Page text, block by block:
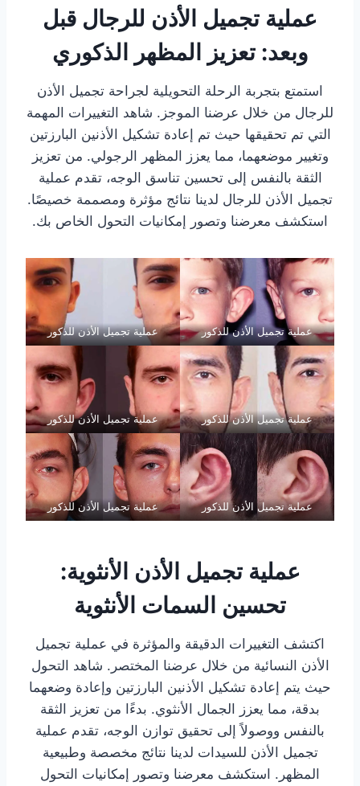
عملية تجميل الأذن للرجال قبل
وبعد: تعزيز المظهر الذكوري
استمتع بتجربة الرحلة التحويلية لجراحة تجميل الأذن
للرجال من خلال عرضنا الموجز. شاهد التغييرات المهمة
التي تم تحقيقها حيث تم إعادة تشكيل الأذنين البارزتين
وتغيير موضعهما، مما يعزز المظهر الرجولي. من تعزيز
الثقة بالنفس إلى تحسين تناسق الوجه، تقدم عملية
تجميل الأذن للرجال لدينا نتائج مؤثرة ومصممة خصيصًا.
استكشف معرضنا وتصور إمكانيات التحول الخاص بك.
عملية تجميل الأذن للذكور عملية تجميل الأذن للذكور
عملية تجميل الأذن للذكور عملية تجميل الأذن للذكور
عملية تجميل الأذن للذكور عملية تجميل الأذن للذكور
عملية تجميل الأذن الأنثوية:
تحسين السمات الأنثوية
اكتشف التغييرات الدقيقة والمؤثرة في عملية تجميل
الأذن النسائية من خلال عرضنا المختصر. شاهد التحول
حيث يتم إعادة تشكيل الأذنين البارزتين وإعادة وضعهما
بدقة، مما يعزز الجمال الأنثوي. بدءًا من تعزيز الثقة
بالنفس ووصولاً إلى تحقيق توازن الوجه، تقدم عملية
تجميل الأذن للسيدات لدينا نتائج مخصصة وطبيعية
المظهر. استكشف معرضنا وتصور إمكانيات التحول